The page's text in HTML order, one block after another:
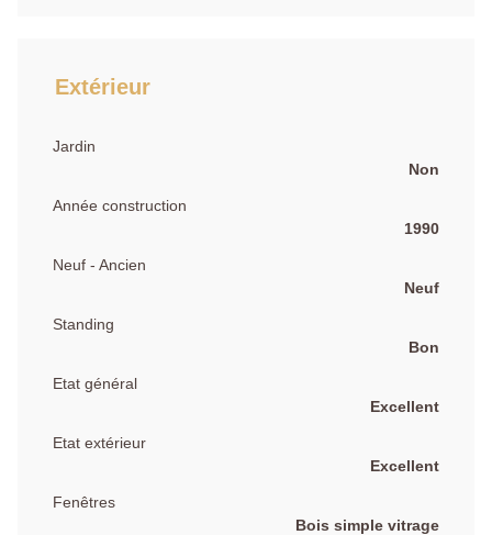
Extérieur
Jardin
Non
Année construction
1990
Neuf - Ancien
Neuf
Standing
Bon
Etat général
Excellent
Etat extérieur
Excellent
Fenêtres
Bois simple vitrage